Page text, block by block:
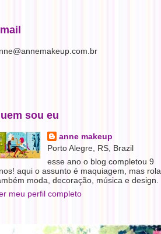
sou eu
anne makeup
Porto Alegre, RS, Brazil
esse ano o blog completou 9
aqui o assunto é maquiagem, mas rola
moda, decoração, música e design.
meu perfil completo